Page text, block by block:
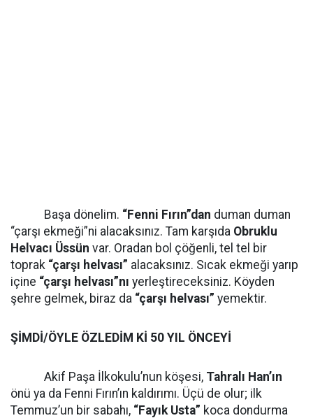
Başa dönelim. “Fenni Fırın”dan duman duman
“çarşı ekmeği”ni alacaksınız. Tam karşıda Obruklu
Helvacı Üssün var. Oradan bol çöğenli, tel tel bir
toprak “çarşı helvası” alacaksınız. Sıcak ekmeği yarıp
içine “çarşı helvası”nı yerleştireceksiniz. Köyden
şehre gelmek, biraz da “çarşı helvası” yemektir.
ŞİMDİ/ÖYLE ÖZLEDİM Kİ 50 YIL ÖNCEYİ
Akif Paşa İlkokulu’nun köşesi, Tahralı Han’ın
önü ya da Fenni Fırın’ın kaldırımı. Üçü de olur; ilk
Temmuz’un bir sabahı, “Fayık Usta” koca dondurma